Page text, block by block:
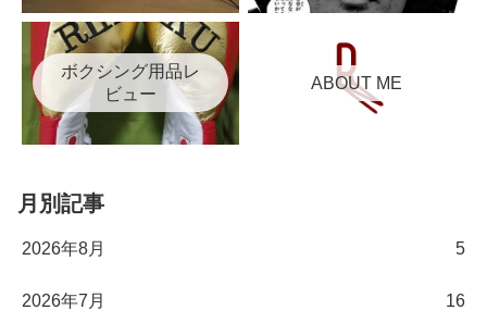
ボクシング用品レ
ビュー
ABOUT ME
月別記事
2026年8月 5
2026年7月 16